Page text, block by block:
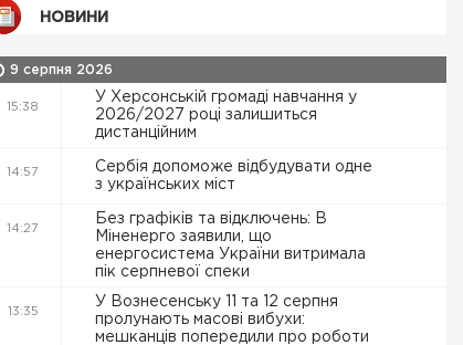
НОВИНИ
9 серпня 2026
15:38
У Херсонській громаді навчання у
2026/2027 році залишиться
дистанційним
14:57
Сербія допоможе відбудувати одне
з українських міст
14:27
Без графіків та відключень: В
Міненерго заявили, що
енергосистема України витримала
пік серпневої спеки
13:35
У Вознесенську 11 та 12 серпня
пролунають масові вибухи:
мешканців попередили про роботи